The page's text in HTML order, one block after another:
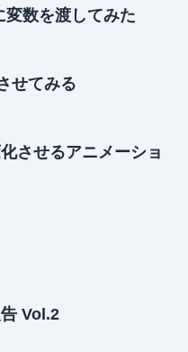
数を渡してみた
せてみる
させるアニメーショ
Vol.2